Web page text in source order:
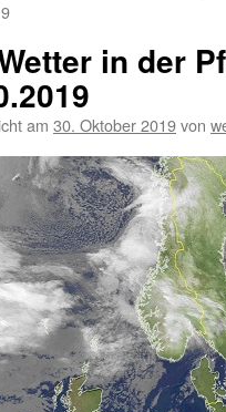
in der
am 30. Oktober 2019von